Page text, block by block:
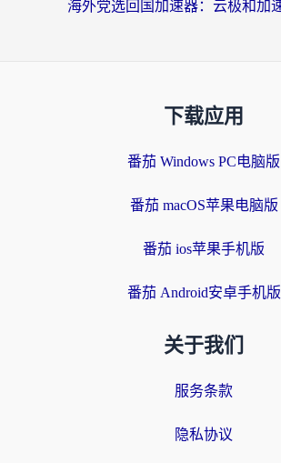
下载应用
番茄 Windows PC电脑版
番茄 macOS苹果电脑版
番茄 ios苹果手机版
番茄 Android安卓手机版
关于我们
服务条款
隐私协议